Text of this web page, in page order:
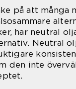
på att många
har neutral
Neutral
den inte